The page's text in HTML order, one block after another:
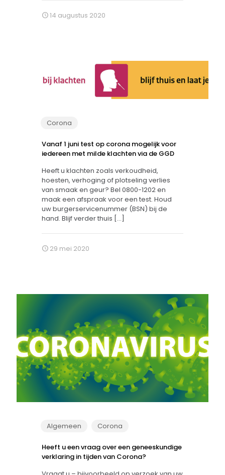
14 augustus 2020
Corona
Vanaf 1 juni test op corona mogelijk voor
iedereen met milde klachten via de GGD
Heeft u klachten zoals verkoudheid,
hoesten, verhoging of plotseling verlies
van smaak en geur? Bel 0800-1202 en
maak een afspraak voor een test. Houd
uw burgerservicenummer (BSN) bij de
hand. Blijf verder thuis […]
29 mei 2020
Algemeen Corona
Heeft u een vraag over een geneeskundige
verklaring in tijden van Corona?